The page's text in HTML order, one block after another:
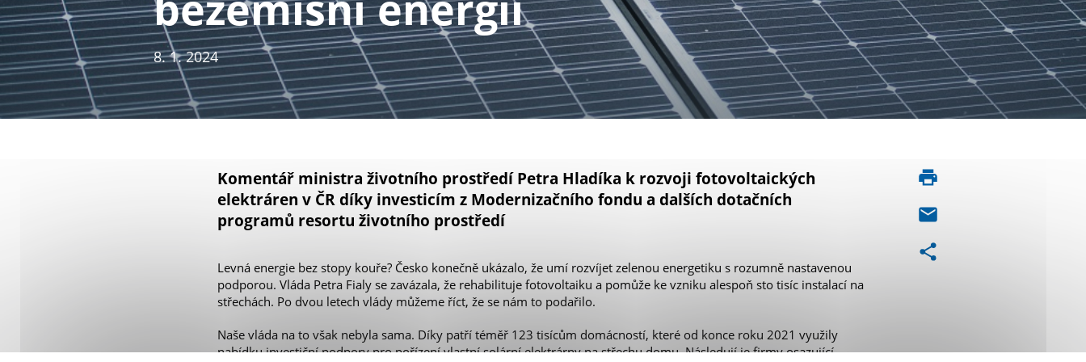
8. 1. 2024
Komentář ministra životního prostředí Petra Hladíka k rozvoji fotovoltaických
elektráren v ČR díky investicím z Modernizačního fondu a dalších dotačních
programů resortu životního prostředí
Levná energie bez stopy kouře? Česko konečně ukázalo, že umí rozvíjet zelenou energetiku s rozumně nastavenou
podporou. Vláda Petra Fialy se zavázala, že rehabilituje fotovoltaiku a pomůže ke vzniku alespoň sto tisíc instalací na
střechách. Po dvou letech vlády můžeme říct, že se nám to podařilo.
Naše vláda na to však nebyla sama. Díky patří téměř 123 tisícům domácností, které od konce roku 2021 využily
nabídku investiční podpory pro pořízení vlastní solární elektrárny na střechu domu. Následují je firmy osazující